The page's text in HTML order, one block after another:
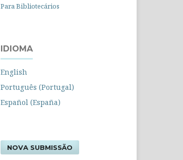
Para Bibliotecários
IDIOMA
English
Português (Portugal)
Español (España)
NOVA SUBMISSÃO